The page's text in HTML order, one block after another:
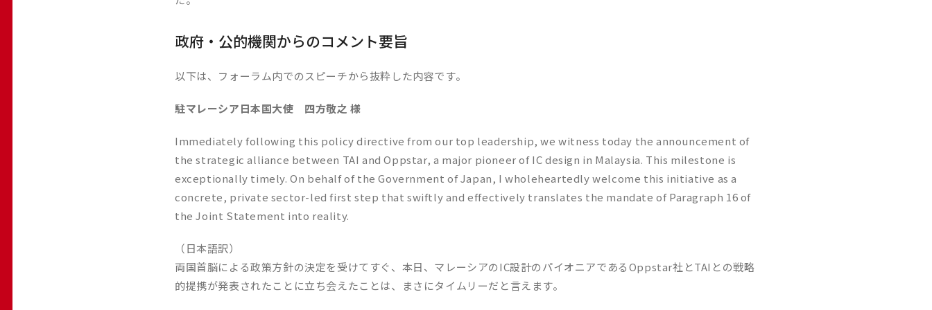
政府・公的機関からのコメント要旨
以下は、フォーラム内でのスピーチから抜粋した内容です。
駐マレーシア日本国大使 四方敬之 様
Immediately following this policy directive from our top leadership, we witness today the announcement of
the strategic alliance between TAI and Oppstar, a major pioneer of IC design in Malaysia. This milestone is
exceptionally timely. On behalf of the Government of Japan, I wholeheartedly welcome this initiative as a
concrete, private sector-led first step that swiftly and effectively translates the mandate of Paragraph 16 of
the Joint Statement into reality.
（日本語訳）
両国首脳による政策方針の決定を受けてすぐ、本日、マレーシアのIC設計のパイオニアであるOppstar社とTAIとの戦略
的提携が発表されたことに立ち会えたことは、まさにタイムリーだと言えます。